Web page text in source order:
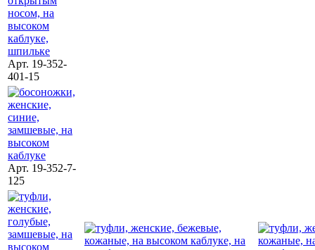
Арт. 19-352-
401-15
Арт. 19-352-7-
125